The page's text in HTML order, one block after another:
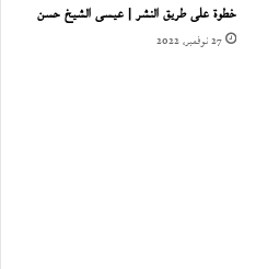
خطوة على طريق النشر | عيسى الشيخ حسن
27 نوفمبر، 2022